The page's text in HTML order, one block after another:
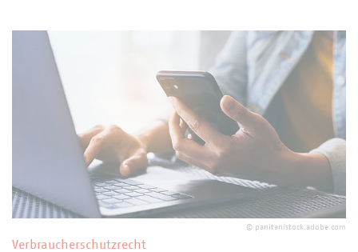
© panitan/stock.adobe.com
Verbraucherschutzrecht